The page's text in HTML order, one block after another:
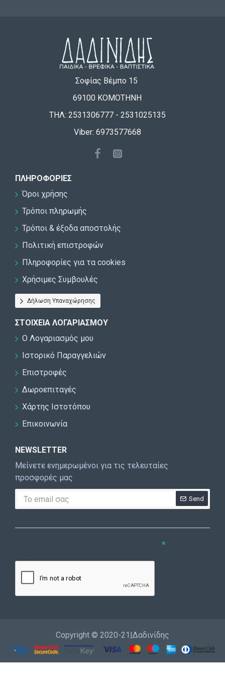
Σοφίας Βέμπο 15
69100 ΚΟΜΟΤΗΝΗ
ΤΗΛ: 2531306777 - 2531025135
Viber: 6973577668
ΠΛΗΡΟΦΟΡΊΕΣ
Όροι χρήσης
Τρόποι πληρωμής
Τρόποι & έξοδα αποστολής
Πολιτική επιστροφών
Πληροφορίες για τα cookies
Χρήσιμες Συμβουλές
Δήλωση Υπαναχώρησης
ΣΤΟΙΧΕΊΑ ΛΟΓΑΡΙΑΣΜΟΎ
Ο Λογαριασμός μου
Ιστορικό Παραγγελιών
Επιστροφές
Δωροεπιταγές
Χάρτης Ιστοτόπου
Επικοινωνία
NEWSLETTER
Μείνετε ενημερωμένοι για τις τελευταίες
προσφορές μας
Send
Copyright © 2020-21|Δαδινίδης
Σύνδεση Εγγραφή Επικοινωνία Καλέστε μας